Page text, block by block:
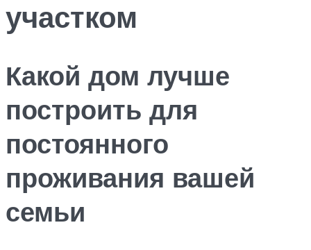
участком
Какой дом лучше
построить для
постоянного
проживания вашей
семьи